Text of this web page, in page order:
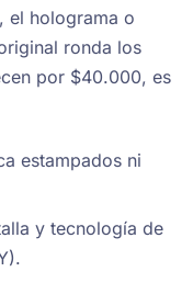
el holograma o
ronda los
por $40.000, es
estampados ni
y tecnología de